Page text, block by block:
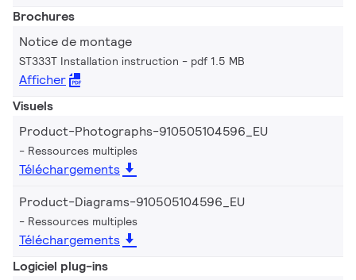
Brochures
Notice de montage
ST333T Installation instruction pdf 1.5 MB
Afficher
Visuels
Product-Photographs-910505104596_EU
Ressources multiples
Téléchargements
Product-Diagrams-910505104596_EU
Ressources multiples
Téléchargements
Logiciel plug-ins